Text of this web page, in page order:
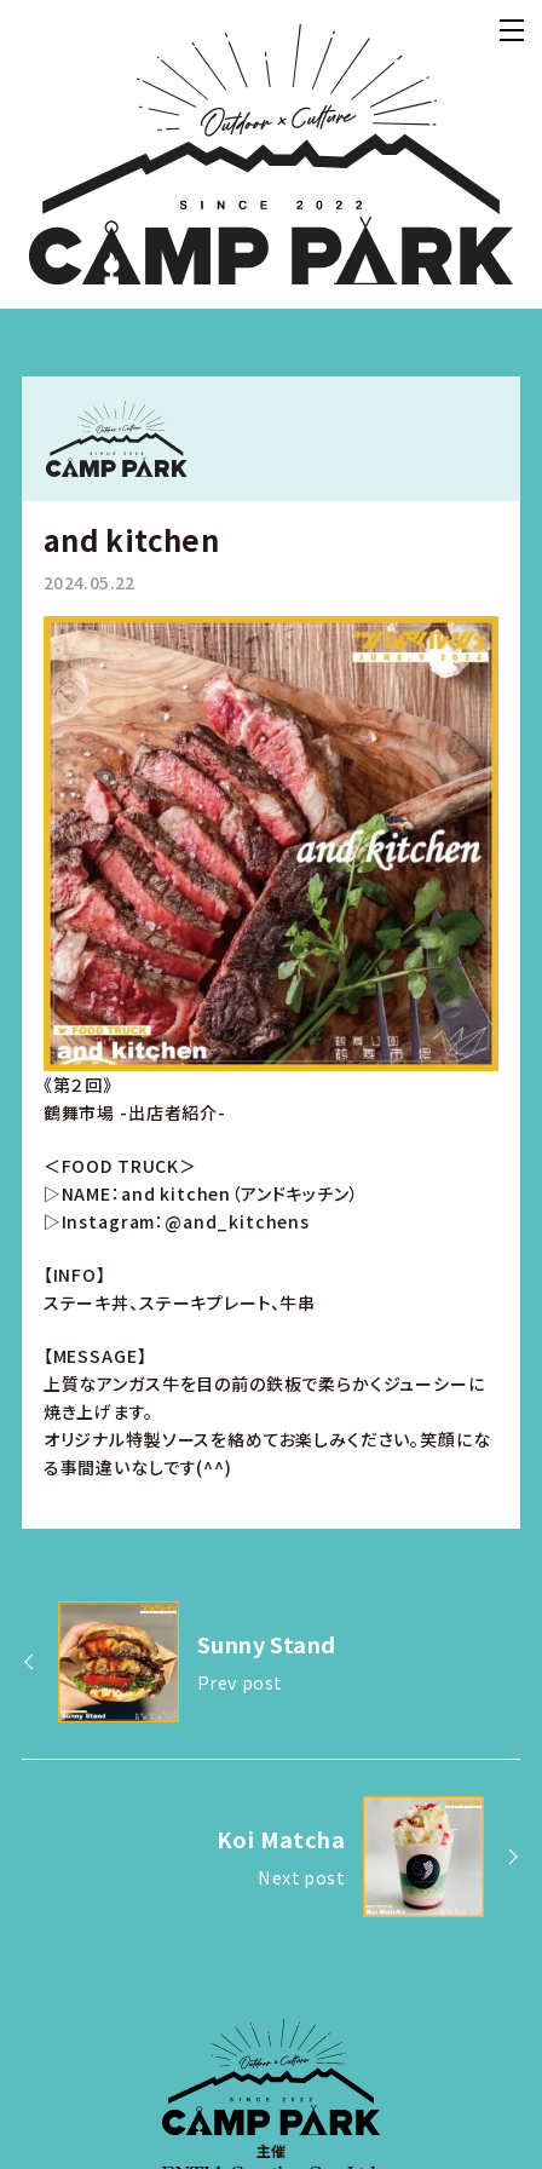
and kitchen
2024.05.22
《第２回》
鶴舞市場 -出店者紹介-
＜FOOD TRUCK＞
▷NAME：and kitchen（アンドキッチン）
▷Instagram：@and_kitchens
【INFO】
ステーキ丼、ステーキプレート、牛串
【MESSAGE】
上質なアンガス牛を目の前の鉄板で柔らかくジューシーに
焼き上げます。
オリジナル特製ソースを絡めてお楽しみください。笑顔にな
る事間違いなしです(^^)
Sunny Stand
Prev post
Koi Matcha
Next post
主催